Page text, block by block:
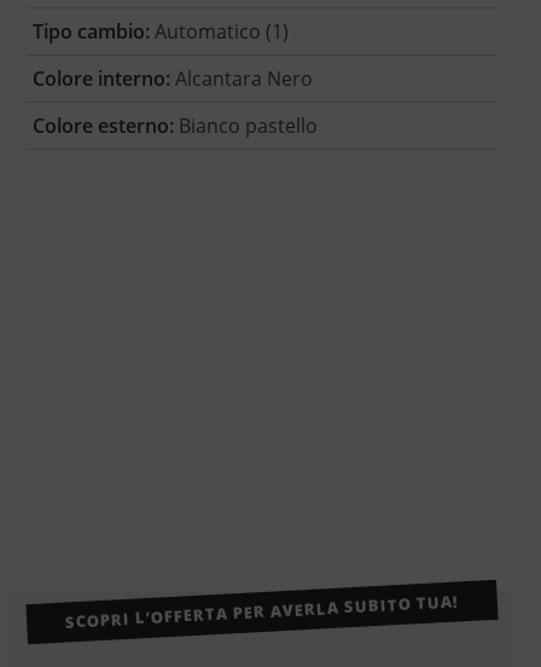
Tipo cambio: Automatico (1)
Colore interno: Alcantara Nero
Colore esterno: Bianco pastello
SCOPRI L’OFFERTA PER AVERLA SUBITO TUA!